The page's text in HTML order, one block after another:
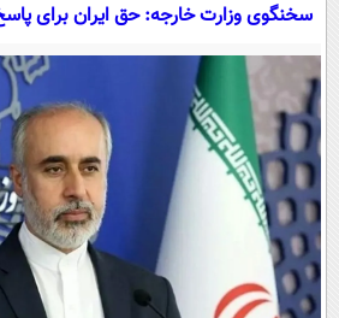
سیاسی
اقتصاد
خودرو
اجتماعی
حوادث
سلامت
یک برش دانایی
محیط زیست
ورزشی
بین الملل
سیاست خارجی
فرهنگ و هنر
علم و دانش
فناوری و It
قرآن
سخنگوی وزارت خارجه: حق ایران برای